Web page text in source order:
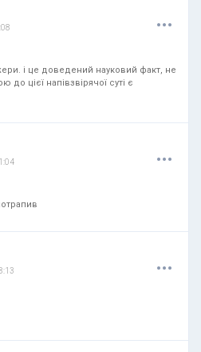
...
і це доведений науковий факт, не
до цієї напівзвірячої суті є
...
...